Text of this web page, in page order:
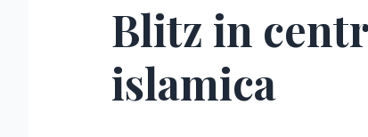
Blitz in
islamica